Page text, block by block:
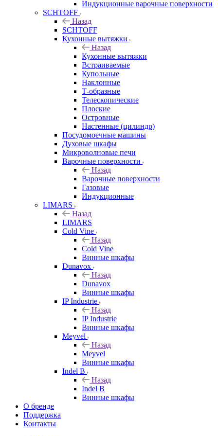
Индукционные варочные поверхности
SCHTOFF
Назад
SCHTOFF
Кухонные вытяжки
Назад
Кухонные вытяжки
Встраиваемые
Купольные
Наклонные
Т-образные
Телескопические
Плоские
Островные
Настенные (цилиндр)
Посудомоечные машины
Духовые шкафы
Микроволновые печи
Варочные поверхности
Назад
Варочные поверхности
Газовые
Индукционные
LIMARS
Назад
LIMARS
Cold Vine
Назад
Cold Vine
Винные шкафы
Dunavox
Назад
Dunavox
Винные шкафы
IP Industrie
Назад
IP Industrie
Винные шкафы
Meyvel
Назад
Meyvel
Винные шкафы
Indel B
Назад
Indel B
Винные шкафы
О бренде
Поддержка
Контакты